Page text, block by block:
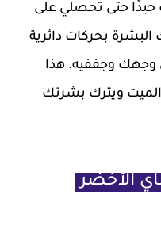
جيدًا حتى تحصلي على
بحركات دائرية
وجهك وجففيه. هذا
الميت ويترك بشرتك
الأخضر